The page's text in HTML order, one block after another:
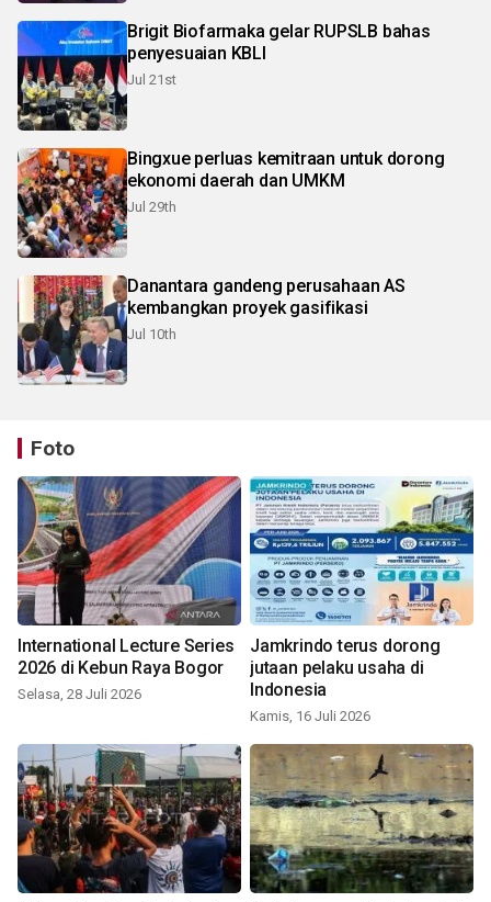
Brigit Biofarmaka gelar RUPSLB bahas
penyesuaian KBLI
Jul 21st
Bingxue perluas kemitraan untuk dorong
ekonomi daerah dan UMKM
Jul 29th
Danantara gandeng perusahaan AS
kembangkan proyek gasifikasi
Jul 10th
Foto
International Lecture Series
2026 di Kebun Raya Bogor
Selasa, 28 Juli 2026
Jamkrindo terus dorong
jutaan pelaku usaha di
Indonesia
Kamis, 16 Juli 2026